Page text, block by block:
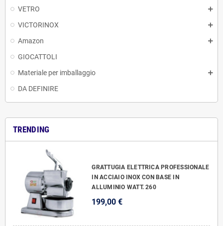
VETRO
VICTORINOX
Amazon
GIOCATTOLI
Materiale per imballaggio
DA DEFINIRE
TRENDING
GRATTUGIA ELETTRICA PROFESSIONALE
IN ACCIAIO INOX CON BASE IN
ALLUMINIO WATT. 260
199,00 €